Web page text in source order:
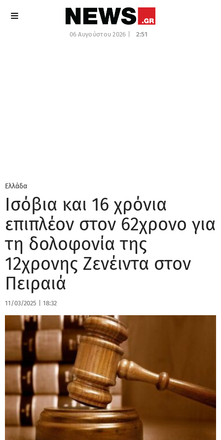
06 Αυγούστου 2026 | 2:51
Ελλάδα
Ισόβια και 16 χρόνια
επιπλέον στον 62χρονο για
τη δολοφονία της
12χρονης Ζενέιντα στον
Πειραιά
11/03/2025 18:32